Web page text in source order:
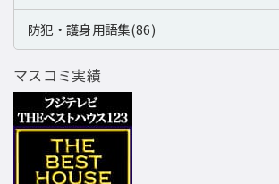
防犯・護身用語集(86)
マスコミ実績